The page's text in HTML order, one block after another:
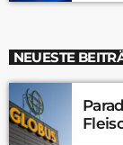
NEUESTE